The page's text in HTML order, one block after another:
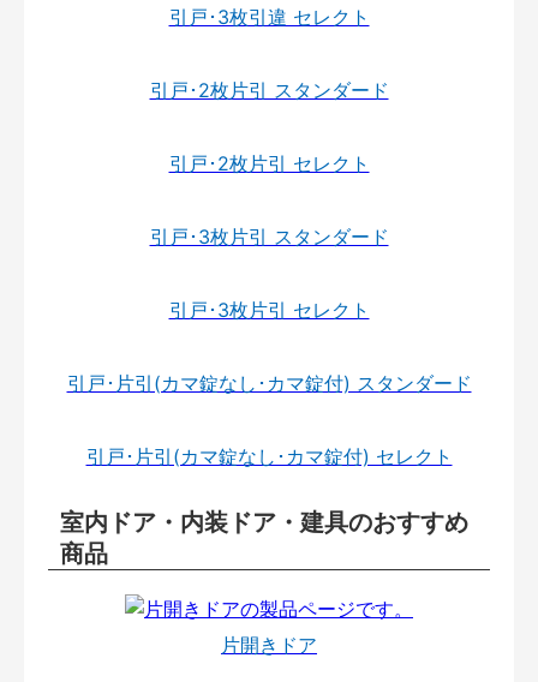
引戸･3枚引違 セレクト
引戸･2枚片引 スタンダード
引戸･2枚片引 セレクト
引戸･3枚片引 スタンダード
引戸･3枚片引 セレクト
引戸･片引(カマ錠なし･カマ錠付) スタンダード
引戸･片引(カマ錠なし･カマ錠付) セレクト
室内ドア・内装ドア・建具のおすすめ
商品
片開きドア